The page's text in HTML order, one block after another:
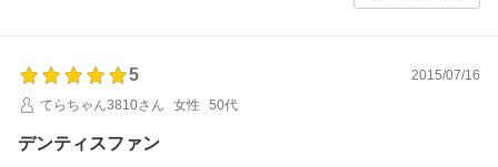
5
2015/07/16
てらちゃん3810さん
女性 50代
デンティスファン